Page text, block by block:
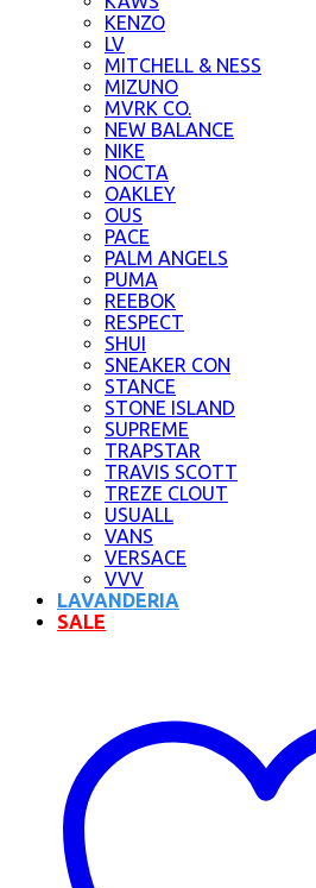
KENZO
LV
MITCHELL & NESS
MIZUNO
MVRK CO.
NEW BALANCE
NIKE
NOCTA
OAKLEY
OUS
PACE
PALM ANGELS
PUMA
REEBOK
RESPECT
SHUI
SNEAKER CON
STANCE
STONE ISLAND
SUPREME
TRAPSTAR
TRAVIS SCOTT
TREZE CLOUT
USUALL
VANS
VERSACE
VVV
LAVANDERIA
SALE